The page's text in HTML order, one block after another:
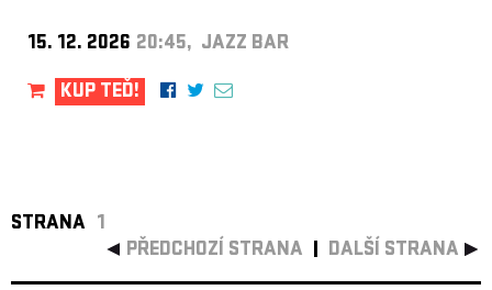
15. 12. 2026 20:45, JAZZ BAR
KUP TEĎ!
STRANA 1
PŘEDCHOZÍ STRANA
DALŠÍ STRANA